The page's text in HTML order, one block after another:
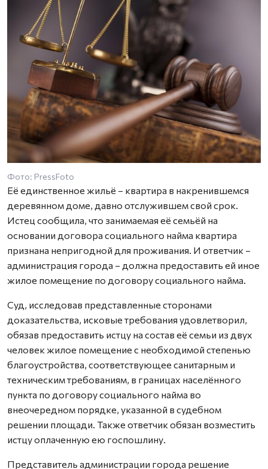
Фото: PressFoto
Её единственное жильё – квартира в накренившемся
деревянном доме, давно отслужившем свой срок.
Истец сообщила, что занимаемая её семьёй на
основании договора социального найма квартира
признана непригодной для проживания. И ответчик –
администрация города – должна предоставить ей иное
жилое помещение по договору социального найма.
Суд, исследовав представленные сторонами
доказательства, исковые требования удовлетворил,
обязав предоставить истцу на состав её семьи из двух
человек жилое помещение с необходимой степенью
благоустройства, соответствующее санитарным и
техническим требованиям, в границах населённого
пункта по договору социального найма во
внеочередном порядке, указанной в судебном
решении площади. Также ответчик обязан возместить
истцу оплаченную ею госпошлину.
Представитель администрации города решение